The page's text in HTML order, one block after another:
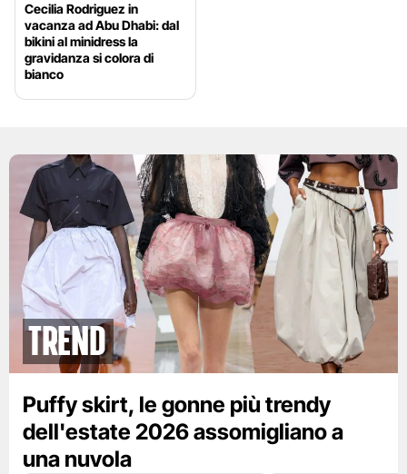
Cecilia Rodriguez in
vacanza ad Abu Dhabi: dal
bikini al minidress la
gravidanza si colora di
bianco
Trend
Puffy skirt, le gonne più trendy
dell'estate 2026 assomigliano a
una nuvola